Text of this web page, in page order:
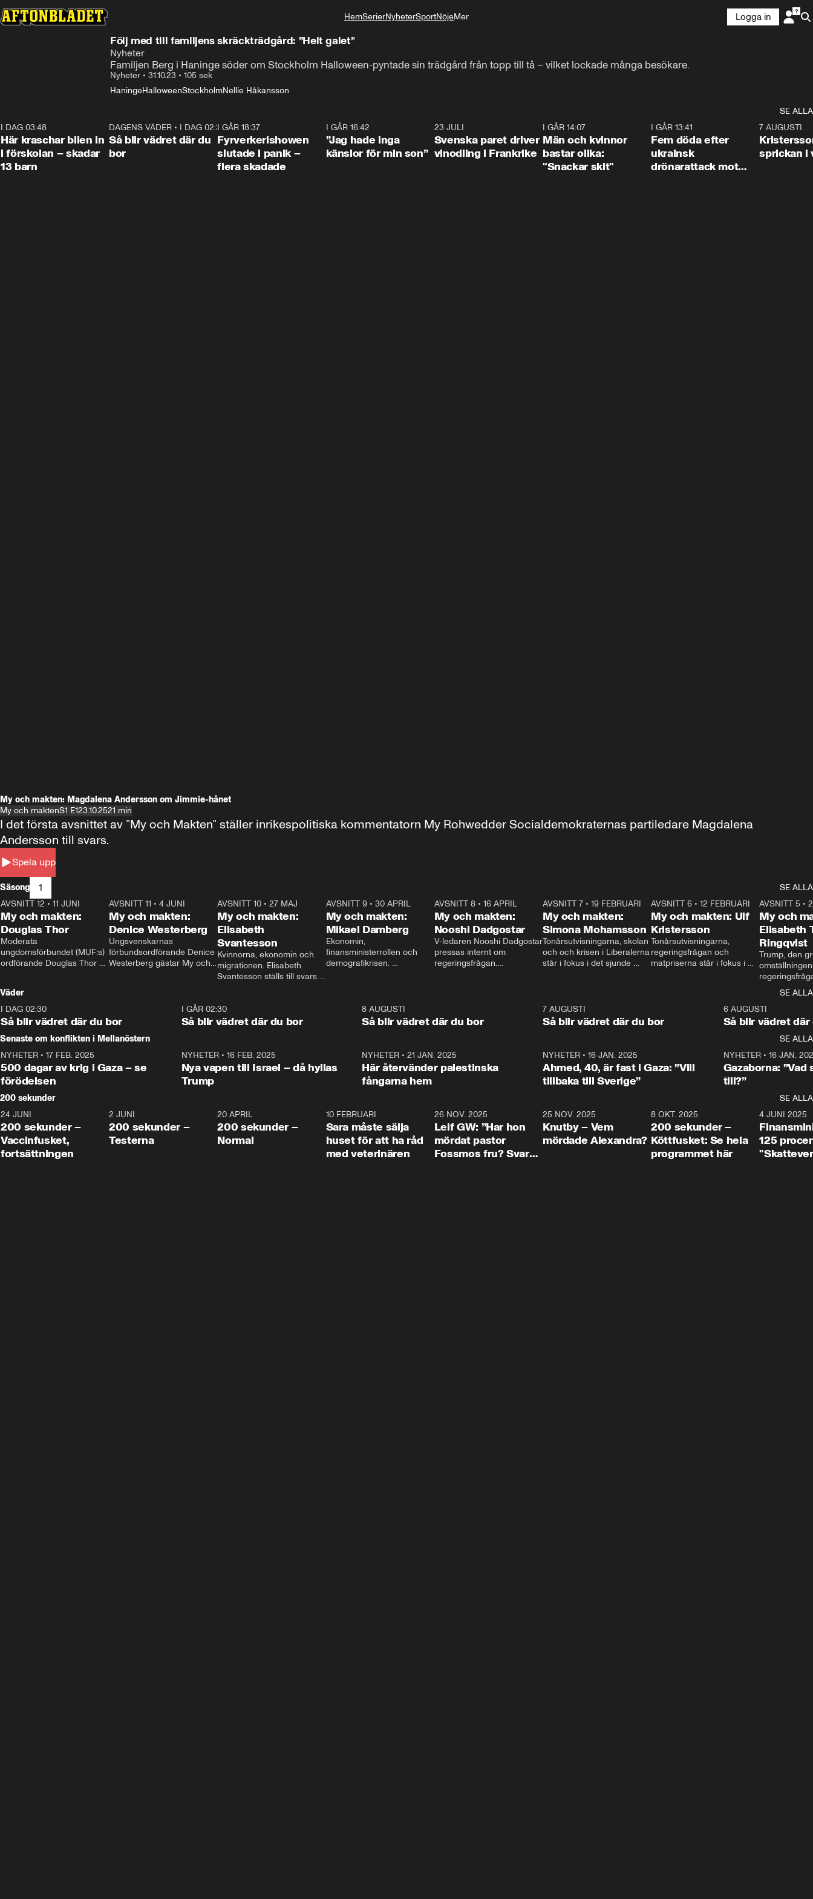
HemSerierNyheterSportNöjeMer
Logga in
Följ med till familjens skräckträdgård: ”Helt galet”
Nyheter
Familjen Berg i Haninge söder om Stockholm Halloween-pyntade sin trädgård från topp till tå – vilket lockade många besökare.
Nyheter • 31.10.23 • 105 sek
HaningeHalloweenStockholmNellie Håkansson
SE ALLA
I DAG 03:48
Här kraschar bilen in
i förskolan – skadar
13 barn
1:06
DAGENS VÄDER • I DAG 02:30
Så blir vädret där du
bor
I GÅR 18:37
Fyrverkerishowen
slutade i panik –
flera skadade
I GÅR 16:42
”Jag hade inga
känslor för min son”
23 JULI
Svenska paret driver
vinodling i Frankrike
I GÅR 14:07
Män och kvinnor
bastar olika:
"Snackar skit"
0:29
I GÅR 13:41
Fem döda efter
ukrainsk
drönarattack mot
7 AUGUSTI
sprickan i
My och makten: Magdalena Andersson om Jimmie-hånet
My och maktenS1 E123.10.2521 min
Spela upp
I det första avsnittet av ”My och Makten” ställer inrikespolitiska kommentatorn My Rohwedder Socialdemokraternas partiledare Magdalena
Andersson till svars.
Säsong 1
SE ALLA
26:27
AVSNITT 12 • 11 JUNI
My och makten:
Douglas Thor
Moderata
ungdomsförbundet (MUF:s)
ordförande Douglas Thor
tonårsutvisningarna och hur
Moderaterna ska locka
väljare till valet i höst.
23:40
AVSNITT 11 •4 JUNI
My och makten:
Denice Westerberg
Ungsvenskarnas
förbundsordförande Denice
Westerberg gästar My och
AVSNITT 10 •27 MAJ
My och makten:
Elisabeth
Svantesson
Kvinnorna, ekonomin och
migrationen. Elisabeth
Svantesson ställs till svars
AVSNITT 9• 30 APRIL
My och makten:
Mikael Damberg
Ekonomin,
finansministerrollen och
demografikrisen.
och Makten.
AVSNITT 8• 16 APRIL
My och makten:
Nooshi Dadgostar
V-ledaren Nooshi Dadgostar
pressas internt om
regeringsfrågan.
– Vi ställer upp i val. Ska vi
vara med så sitter vi förstås
24:30
AVSNITT 7• 19 FEBRUARI
My och makten:
Simona Mohamsson
Tonårsutvisningarna, skolan
och och krisen i Liberalerna
står i fokus i det sjunde
kommentator My
Rohwedder ställer
utbildnings- och
Mohamsson till svars.
27:30
AVSNITT 6 •12 FEBRUARI
My och makten: Ulf
Kristersson
Tonårsutvisningarna,
regeringsfrågan och
matpriserna står i fokus i
Rohwedder ställer
statsminister Ulf Kristersson
AVSNITT 5 •
My och
Elisabeth
Ringqvist
Trump, den
centrum i
avsnittet av
Makten”. Se
Aftonbladets
Rohwedder
Thand Ring
Väder
SE ALLA
I DAG 02:30
Så blir vädret där du bor
1:06
I GÅR 02:30
Så blir vädret där du bor
8 AUGUSTI
Så blir vädret där du bor
7 AUGUSTI
Så blir vädret där du bor
6 AUGUSTI
Så blir vädret där
Senaste om konflikten i Mellanöstern
SE ALLA
NYHETER • 17 FEB. 2025
500 dagar av krig i Gaza – se
förödelsen
NYHETER• 16 FEB. 2025
Nya vapen till Israel – då hyllas
Trump
NYHETER •21 JAN. 2025
Här återvänder palestinska
fångarna hem
NYHETER• 16 JAN. 2025
Ahmed, 40, är fast i Gaza: ”Vill
tillbaka till Sverige”
NYHETER• 16 JAN.
Gazaborna:
till?”
200 sekunder
SE ALLA
5:00
24 JUNI
200 sekunder –
Vaccinfusket,
fortsättningen
4:23
2 JUNI
200 sekunder –
Testerna
20 APRIL
200 sekunder –
Normal
10 FEBRUARI
Sara måste sälja
huset för att ha råd
med veterinären
26 NOV. 2025
Leif GW: ”Har hon
mördat pastor
Fossmos fru? Svar
31:05
25 NOV. 2025
Knutby – Vem
mördade Alexandra?
4:29
8 OKT. 2025
200 sekunder –
Köttfusket: Se hela
programmet här
4 JUNI 2025
125